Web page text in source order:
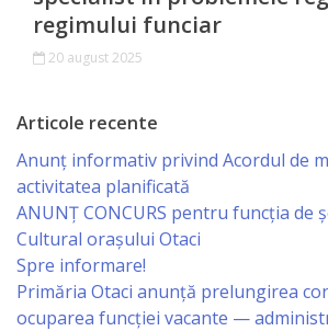
Детский/
№1
«Солнышко».
Ясли/
сада
№2*Родничок*
regimului funciar
20 august 2025
Articole recente
Anunț informativ privind Acordul de
activitatea planificată
ANUNŢ CONCURS pentru funcţia de
Cultural oraşului Otaci
Spre informare!
Primăria Otaci anunță prelungirea
ocuparea funcției vacante —